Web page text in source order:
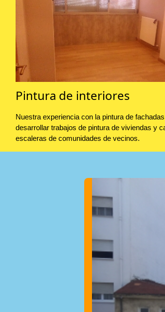
Pintura de interiores
Nuestra experiencia con la pintura de
desarrollar trabajos de pintura de viviendas y
escaleras de comunidades de vecinos.